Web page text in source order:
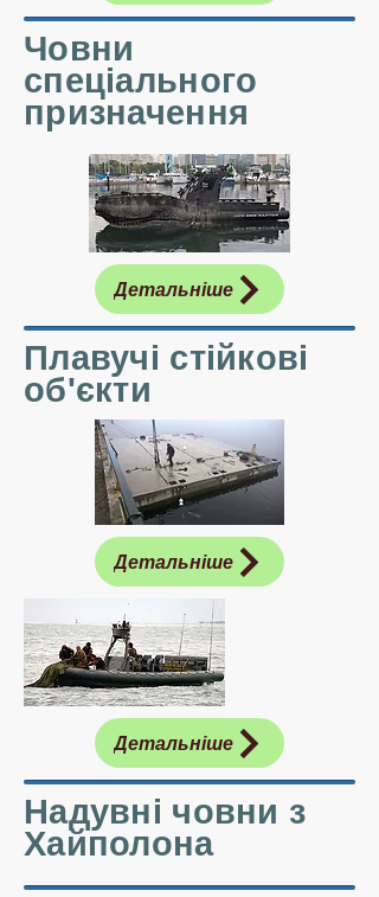
Човни
спеціального
призначення
Детальніше
Плавучі стійкові
об'єкти
Детальніше
Детальніше
Надувні човни з
Хайполона